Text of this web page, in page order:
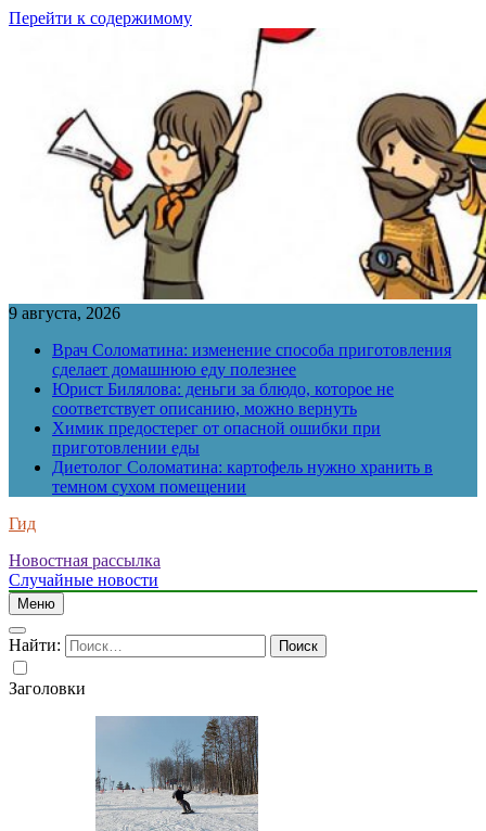
Перейти к содержимому
9 августа, 2026
Врач Соломатина: изменение способа приготовления
сделает домашнюю еду полезнее
Юрист Билялова: деньги за блюдо, которое не
соответствует описанию, можно вернуть
Химик предостерег от опасной ошибки при
приготовлении еды
Диетолог Соломатина: картофель нужно хранить в
темном сухом помещении
Гид
Новостная рассылка
Случайные новости
Меню
Найти:
Заголовки